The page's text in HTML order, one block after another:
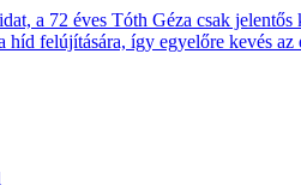
a 72 éves Tóth Géza csak
híd felújítására, így egyelőre kevés az